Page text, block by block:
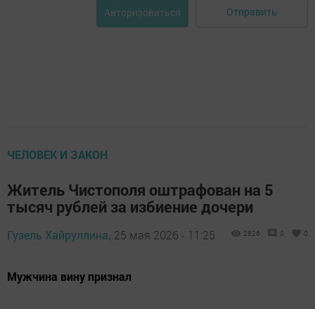
Авторизоваться Отправить
ЧЕЛОВЕК И ЗАКОН
Житель Чистополя оштрафован на 5
тысяч рублей за избиение дочери
Гузель Хайруллина, 25 мая 2026 - 11:25 2826 0 0
Мужчина вину признал